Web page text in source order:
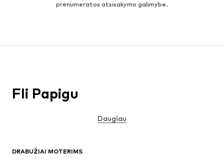
prenumeratos atsisakymo galimybe.
DRABUŽIAI MOTERIMS
Fli Papigu
Daugiau